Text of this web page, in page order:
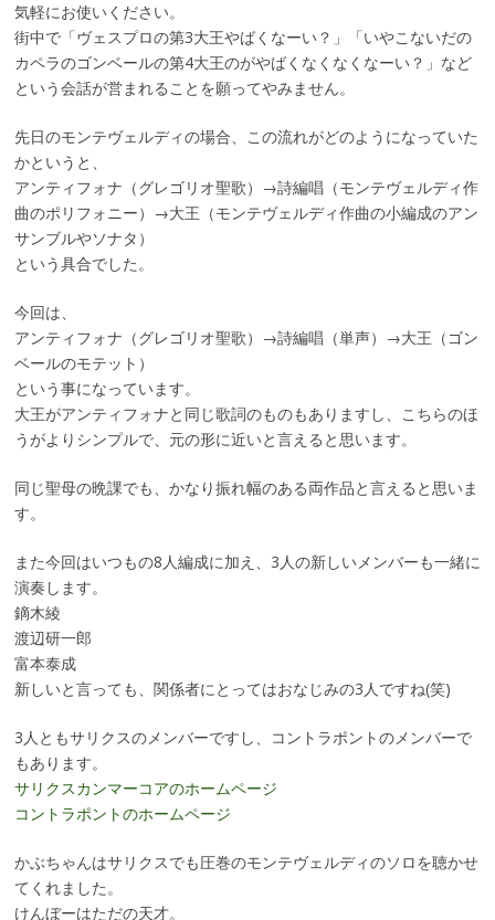
気軽にお使いください。
街中で「ヴェスプロの第3大王やばくなーい？」「いやこないだの
カペラのゴンベールの第4大王のがやばくなくなくなーい？」など
という会話が営まれることを願ってやみません。
先日のモンテヴェルディの場合、この流れがどのようになっていた
かというと、
アンティフォナ（グレゴリオ聖歌）→詩編唱（モンテヴェルディ作
曲のポリフォニー）→大王（モンテヴェルディ作曲の小編成のアン
サンブルやソナタ）
という具合でした。
今回は、
アンティフォナ（グレゴリオ聖歌）→詩編唱（単声）→大王（ゴン
ベールのモテット）
という事になっています。
大王がアンティフォナと同じ歌詞のものもありますし、こちらのほ
うがよりシンプルで、元の形に近いと言えると思います。
同じ聖母の晩課でも、かなり振れ幅のある両作品と言えると思いま
す。
また今回はいつもの8人編成に加え、3人の新しいメンバーも一緒に
演奏します。
鏑木綾
渡辺研一郎
富本泰成
新しいと言っても、関係者にとってはおなじみの3人ですね(笑)
3人ともサリクスのメンバーですし、コントラポントのメンバーで
もあります。
サリクスカンマーコアのホームページ
コントラポントのホームページ
かぶちゃんはサリクスでも圧巻のモンテヴェルディのソロを聴かせ
てくれました。
けんぼーはただの天才。